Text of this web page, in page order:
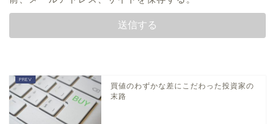
買値のわずかな差にこだわった投資家の
末路